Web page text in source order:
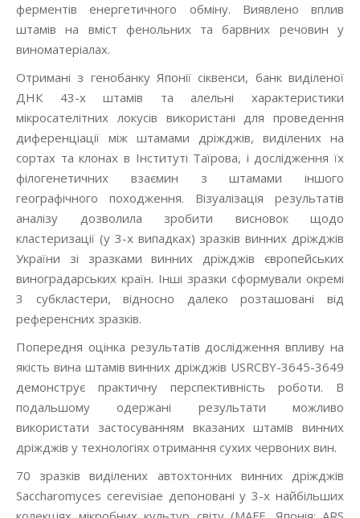
ферментів енергетичного обміну. Виявлено вплив
штамів на вміст фенольних та барвних речовин у
виноматеріалах.
Отримані з генобанку Японії сіквенси, банк виділеної
ДНК 43-х штамів та алельні характеристики
мікросателітних локусів використані для проведення
диференціації між штамами дріжджів, виділених на
сортах та клонах в Інституті Таїрова, і дослідження їх
філогенетичних взаємин з штамами іншого
географічного походження. Візуалізація результатів
аналізу дозволила зробити висновок щодо
кластеризації (у 3-х випадках) зразків винних дріжджів
України зі зразками винних дріжджів європейських
виноградарських країн. Інші зразки сформували окремі
3 субкластери, відносно далеко розташовані від
референсних зразків.
Попередня оцінка результатів дослідження впливу на
якість вина штамів винних дріжджів USRCBY-3645-3649
демонструє практичну перспективність роботи. В
подальшому одержані результати можливо
використати застосуванням вказаних штамів винних
дріжджів у технологіях отримання сухих червоних вин.
70 зразків виділених автохтонних винних дріжджів
Saccharomyces cerevisiaе депоновані у 3-х найбільших